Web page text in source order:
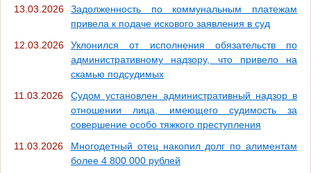
13.03.2026
Задолженность по коммунальным платежам
привела к подаче искового заявления в суд
12.03.2026
Уклонился от исполнения обязательств по
административному надзору, что привело на
скамью подсудимых
11.03.2026
Судом установлен административный надзор в
отношении лица, имеющего судимость за
совершение особо тяжкого преступления
11.03.2026
Многодетный отец накопил долг по алиментам
более 4 800 000 рублей